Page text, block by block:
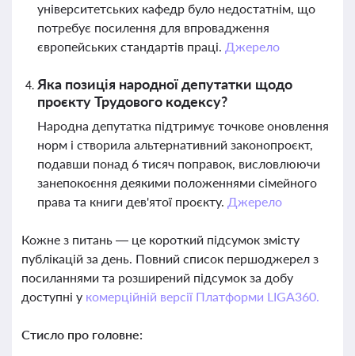
університетських кафедр було недостатнім, що
потребує посилення для впровадження
європейських стандартів праці. Джерело
Яка позиція народної депутатки щодо
проєкту Трудового кодексу?
Народна депутатка підтримує точкове оновлення
норм і створила альтернативний законопроєкт,
подавши понад 6 тисяч поправок, висловлюючи
занепокоєння деякими положеннями сімейного
права та книги дев'ятої проєкту. Джерело
Кожне з питань — це короткий підсумок змісту
публікацій за день. Повний список першоджерел з
посиланнями та розширений підсумок за добу
доступні у комерційній версії Платформи LIGA360.
Стисло про головне: